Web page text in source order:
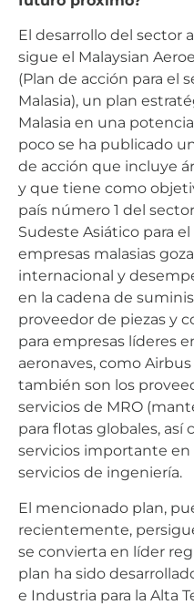
El desarrollo del sector
sigue el Malaysian
(Plan de acción para el
Malasia), un plan
Malasia en una
poco se ha publicado
de acción que incluye
y que tiene como
país número 1 del
Sudeste Asiático para
empresas malasias
internacional y
en la cadena de
proveedor de piezas y
para empresas líderes
aeronaves, como
también son los
servicios de MRO
para flotas globales,
servicios importante
servicios de ingeniería.
El mencionado plan,
recientemente,
se convierta en líder
plan ha sido
e Industria para la Alta